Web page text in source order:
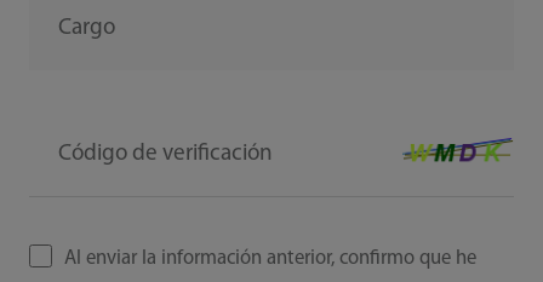
Cargo
Código de verificación
Al enviar la información anterior, confirmo que he